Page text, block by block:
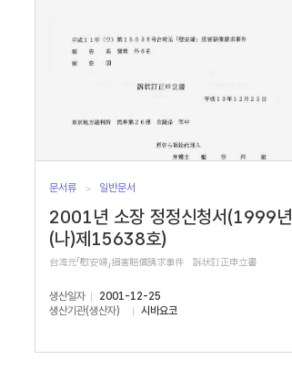
문서류 일반문서
2001년 소장 정정신청서(1999년
(나)제15638호)
台湾元「慰安婦」損害賠償請求事件 訴状訂正申立書
생산일자
2001-12-25
생산기관(생산자)
시바요코